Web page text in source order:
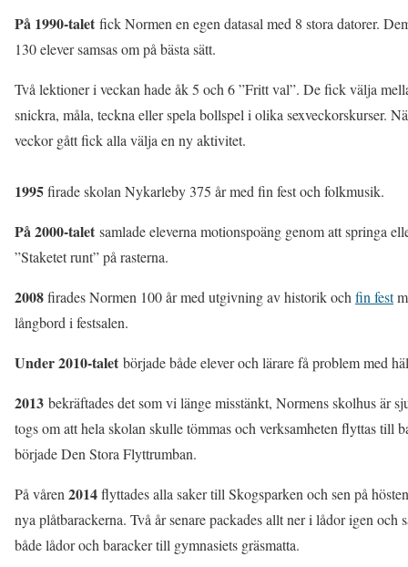
På 1990-talet fick Normen en egen datasal med 8 stora datorer.
130 elever samsas om på bästa sätt.
Två lektioner i veckan hade åk 5 och 6 ”Fritt val”. De fick välja
snickra, måla, teckna eller spela bollspel i olika sexveckorskurser.
veckor gått fick alla välja en ny aktivitet.
1995firade skolan Nykarleby 375 år med fin fest och folkmusik.
På 2000-talet samlade eleverna motionspoäng genom att springa
”Staketet runt” på rasterna.
2008firades Normen 100 år med utgivning av historik och fin fest
långbord i festsalen.
Under 2010-talet började både elever och lärare få problem med
2013 bekräftades det som vi länge misstänkt, Normens skolhus är
togs om att hela skolan skulle tömmas och verksamheten flyttas till
började Den Stora Flyttrumban.
På våren 2014flyttades alla saker till Skogsparken och sen på
nya plåtbarackerna. Två år senare packades allt ner i lådor igen och
både lådor och baracker till gymnasiets gräsmatta.